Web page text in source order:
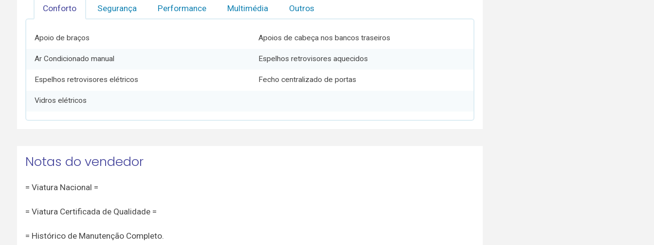
Conforto Segurança Performance Multimédia Outros
Apoio de braços Apoios de cabeça nos bancos traseiros
Ar Condicionado manual Espelhos retrovisores aquecidos
Espelhos retrovisores elétricos Fecho centralizado de portas
Vidros elétricos
Notas do vendedor
= Viatura Nacional =
= Viatura Certificada de Qualidade =
= Histórico de Manutenção Completo.